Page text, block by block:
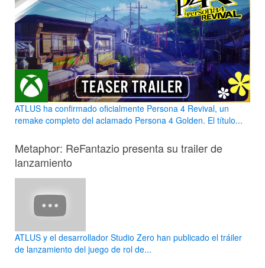
ATLUS ha confirmado oficialmente Persona 4 Revival, un
remake completo del aclamado Persona 4 Golden. El título...
Metaphor: ReFantazio presenta su trailer de
lanzamiento
ATLUS y el desarrollador Studio Zero han publicado el tráiler
de lanzamiento del juego de rol de...